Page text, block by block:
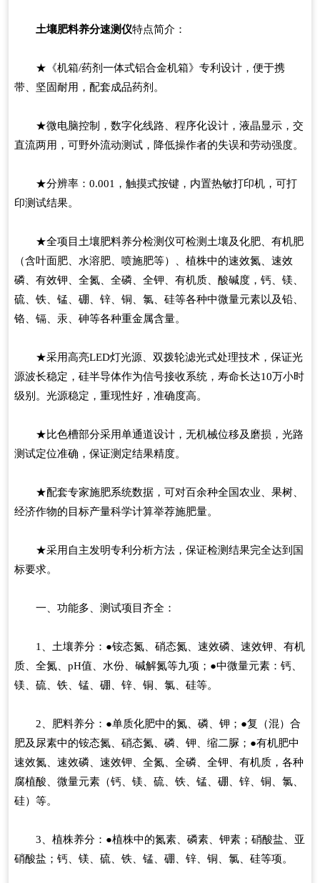
土壤肥料养分速测仪特点简介：
★《机箱/药剂一体式铝合金机箱》专利设计，便于携
带、坚固耐用，配套成品药剂。
★微电脑控制，数字化线路、程序化设计，液晶显示，交
直流两用，可野外流动测试，降低操作者的失误和劳动强度。
★分辨率：0.001，触摸式按键，内置热敏打印机，可打
印测试结果。
★全项目土壤肥料养分检测仪可检测土壤及化肥、有机肥
（含叶面肥、水溶肥、喷施肥等）、植株中的速效氮、速效
磷、有效钾、全氮、全磷、全钾、有机质、酸碱度，钙、镁、
硫、铁、锰、硼、锌、铜、氯、硅等各种中微量元素以及铅、
铬、镉、汞、砷等各种重金属含量。
★采用高亮LED灯光源、双拨轮滤光式处理技术，保证光
源波长稳定，硅半导体作为信号接收系统，寿命长达10万小时
级别。光源稳定，重现性好，准确度高。
★比色槽部分采用单通道设计，无机械位移及磨损，光路
测试定位准确，保证测定结果精度。
★配套专家施肥系统数据，可对百余种全国农业、果树、
经济作物的目标产量科学计算举荐施肥量。
★采用自主发明专利分析方法，保证检测结果完全达到国
标要求。
一、功能多、测试项目齐全：
1、土壤养分：●铵态氮、硝态氮、速效磷、速效钾、有机
质、全氮、pH值、水份、碱解氮等九项；●中微量元素：钙、
镁、硫、铁、锰、硼、锌、铜、氯、硅等。
2、肥料养分：●单质化肥中的氮、磷、钾；●复（混）合
肥及尿素中的铵态氮、硝态氮、磷、钾、缩二脲；●有机肥中
速效氮、速效磷、速效钾、全氮、全磷、全钾、有机质，各种
腐植酸、微量元素（钙、镁、硫、铁、锰、硼、锌、铜、氯、
硅）等。
3、植株养分：●植株中的氮素、磷素、钾素；硝酸盐、亚
硝酸盐；钙、镁、硫、铁、锰、硼、锌、铜、氯、硅等项。